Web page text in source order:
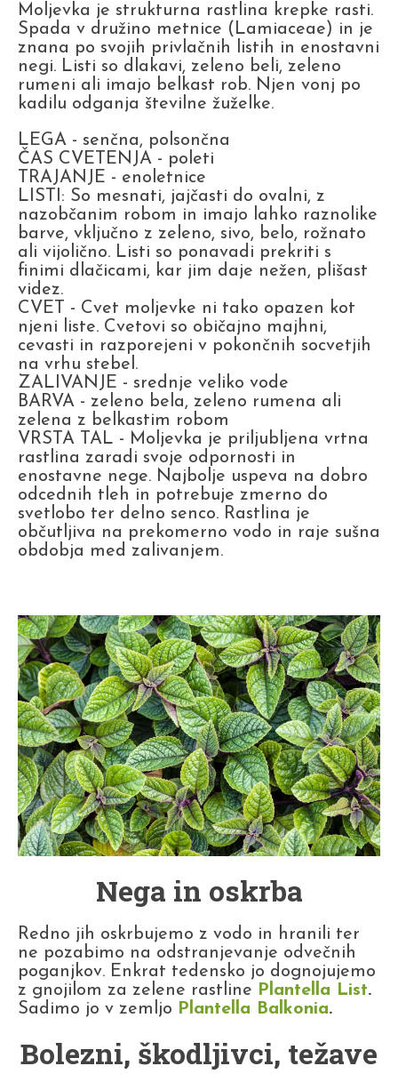
Moljevka je strukturna rastlina krepke rasti.
Spada v družino metnice (Lamiaceae) in je
znana po svojih privlačnih listih in enostavni
negi. Listi so dlakavi, zeleno beli, zeleno
rumeni ali imajo belkast rob. Njen vonj po
kadilu odganja številne žuželke.
LEGA - senčna, polsončna
ČAS CVETENJA - poleti
TRAJANJE - enoletnice
LISTI: So mesnati, jajčasti do ovalni, z
nazobčanim robom in imajo lahko raznolike
barve, vključno z zeleno, sivo, belo, rožnato
ali vijolično. Listi so ponavadi prekriti s
finimi dlačicami, kar jim daje nežen, plišast
videz.
CVET - Cvet moljevke ni tako opazen kot
njeni liste. Cvetovi so običajno majhni,
cevasti in razporejeni v pokončnih socvetjih
na vrhu stebel.
ZALIVANJE - srednje veliko vode
BARVA - zeleno bela, zeleno rumena ali
zelena z belkastim robom
VRSTA TAL - Moljevka je priljubljena vrtna
rastlina zaradi svoje odpornosti in
enostavne nege. Najbolje uspeva na dobro
odcednih tleh in potrebuje zmerno do
svetlobo ter delno senco. Rastlina je
občutljiva na prekomerno vodo in raje sušna
obdobja med zalivanjem.
Nega in oskrba
Redno jih oskrbujemo z vodo in hranili ter
ne pozabimo na odstranjevanje odvečnih
poganjkov. Enkrat tedensko jo dognojujemo
z gnojilom za zelene rastline Plantella List.
Sadimo jo v zemljo Plantella Balkonia.
Bolezni, škodljivci, težave